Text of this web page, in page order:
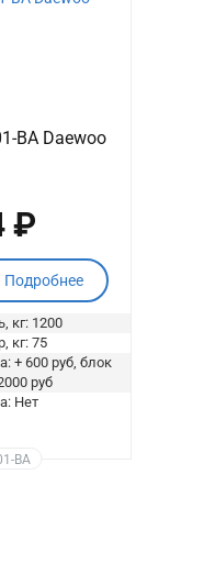
BA Daewoo
₽
Подробнее
кг: 1200
кг: 75
+ 600 руб, блок
руб
Нет
BA